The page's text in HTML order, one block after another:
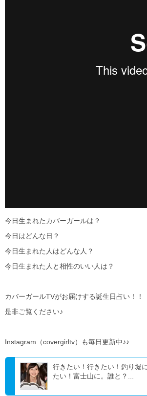
今日生まれたカバーガールは？
今日はどんな日？
今日生まれた人はどんな人？
今日生まれた人と相性のいい人は？
カバーガールTVがお届けする誕生日占い！！
是非ご覧ください♪
Instagram（covergirltv）も毎日更新中♪♪
行きたい！行きたい！釣り堀
たい！富士山に。誰と？...